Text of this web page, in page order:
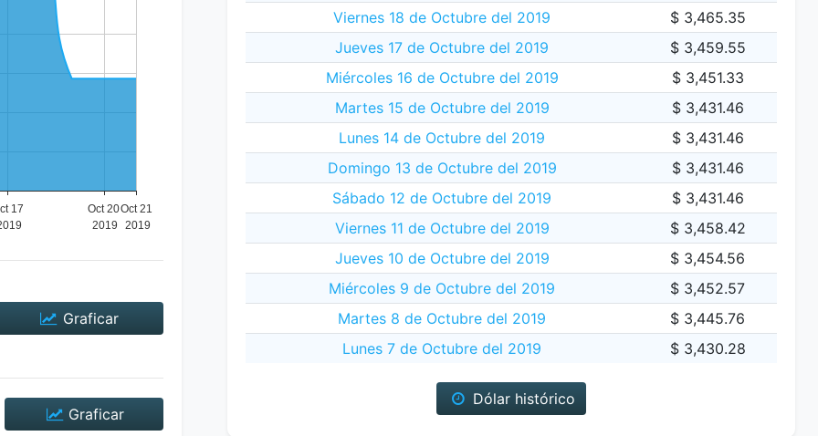
Graficar
Graficar
Viernes 18 de Octubre del 2019
$ 3,465.35
Jueves 17 de Octubre del 2019
$ 3,459.55
Miércoles 16 de Octubre del 2019
$ 3,451.33
Martes 15 de Octubre del 2019
$ 3,431.46
Lunes 14 de Octubre del 2019
$ 3,431.46
Domingo 13 de Octubre del 2019
$ 3,431.46
Sábado 12 de Octubre del 2019
$ 3,431.46
Viernes 11 de Octubre del 2019
$ 3,458.42
Jueves 10 de Octubre del 2019
$ 3,454.56
Miércoles 9 de Octubre del 2019
$ 3,452.57
Martes 8 de Octubre del 2019
$ 3,445.76
Lunes 7 de Octubre del 2019
$ 3,430.28
Dólar histórico